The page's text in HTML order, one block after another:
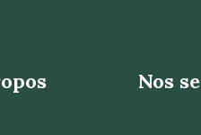
Nos